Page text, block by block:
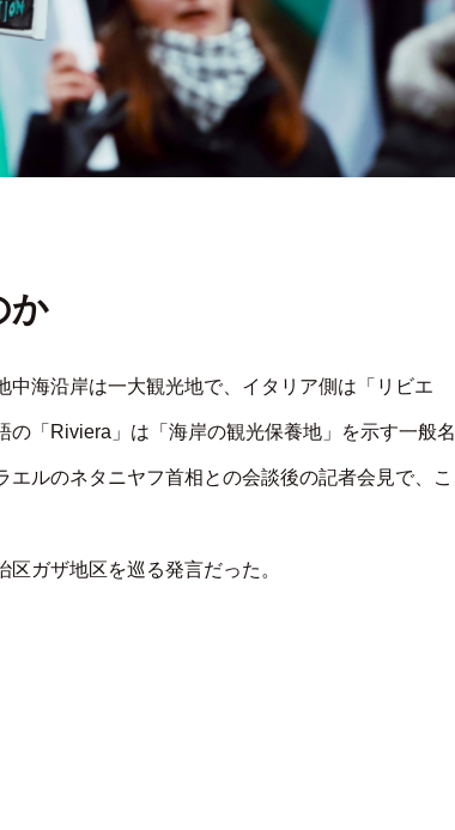
か
海沿岸は一大観光地で、イタリア側は「リビエ
「Riviera」は「海岸の観光保養地」を示す一般名
ルのネタニヤフ首相との会談後の記者会見で、こ
ガザ地区を巡る発言だった。